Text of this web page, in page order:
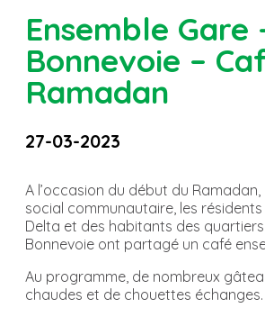
Ensemble Gare
Bonnevoie –
Ramadan
27-03-2023
A l’occasion du début du Ramadan,
social communautaire, les
Delta et des habitants des
Bonnevoie ont partagé un café
Au programme, de nombreux
chaudes et de chouettes échanges.